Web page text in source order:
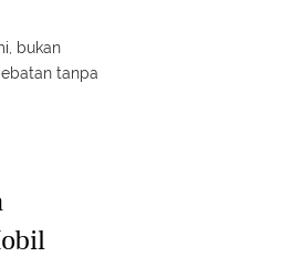
bukan
tanpa